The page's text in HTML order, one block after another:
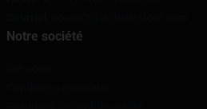
Notre société